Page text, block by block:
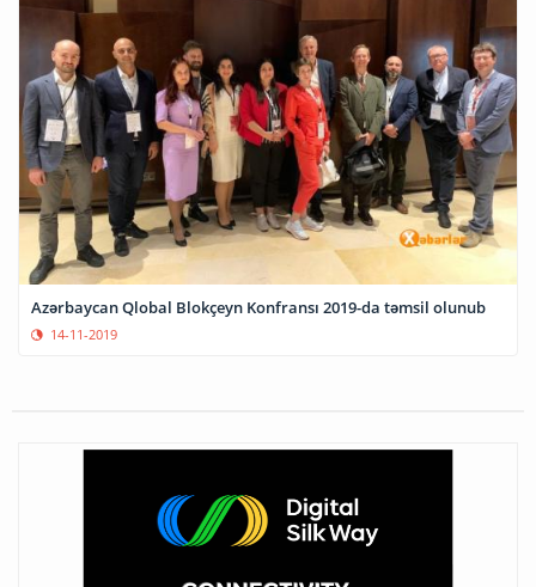
Azərbaycan Qlobal Blokçeyn Konfransı 2019-da təmsil olunub
14-11-2019